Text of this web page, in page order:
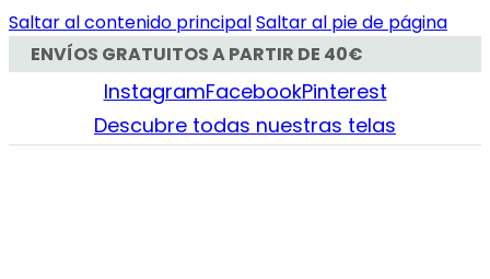
Saltar al contenido principalSaltar al pie de página
ENVÍOS GRATUITOS A PARTIR DE 40€
InstagramFacebookPinterest
Descubre todas nuestras telas